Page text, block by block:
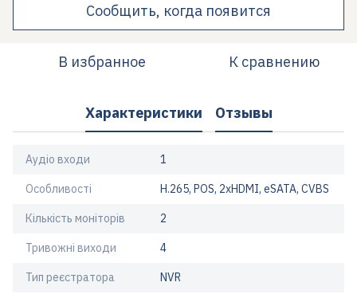
Сообщить, когда появится
В избранное К сравнению
Характеристики Отзывы
Аудіо входи 1
Особливості H.265, POS, 2хHDMI, eSATA, CVBS
Кількість моніторів 2
Тривожні виходи 4
Тип реєстратора NVR